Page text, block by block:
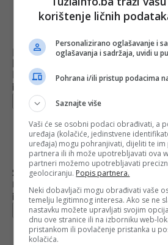
Bingo najveći investitor: U
koje su bile pred stečajem
KM
Objavljeno:
09. 05. 2024.
Opširnije
Schmidt upozorio
novac u RS: Mogli bi ostati
Objavljeno:14. 07. 2023.
Opširnije
korištenje ličnih
Personalizirano oglašavanje i
oglašavanja i sadržaja, uvidi u
Pohrana i/ili pristup podacima
Saznajte više
Vaši će se osobni podaci obrađivati, a
uređaja (kolačiće, jedinstvene
uređaja) mogu pohranjivati, dijeliti te
partnera ili ih može upotrebljavati ova
partneri možemo upotrebljavati
geolociranju. Popis partnera.
Neki dobavljači mogu obrađivati vaše
temelju legitimnog interesa. Ako se ne
nastavku možete upravljati svojim
dnu ove stranice ili na izborniku web-
pristankom ili povlačenje pristanka u
kolačića.